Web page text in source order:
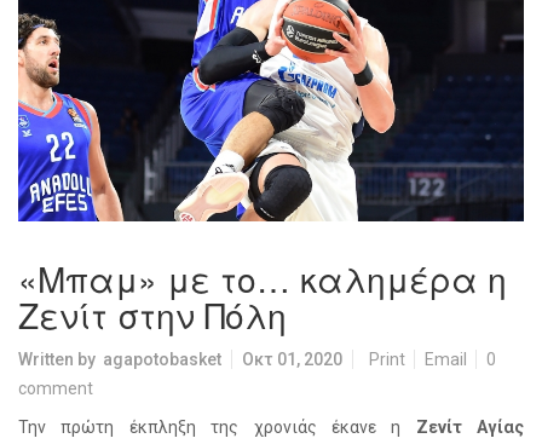
«Μπαμ» με το… καλημέρα η
Ζενίτ στην Πόλη
Written by agapotobasket Οκτ 01, 2020 Print Email
0
comment
Την πρώτη έκπληξη της χρονιάς έκανε η Ζενίτ Αγίας